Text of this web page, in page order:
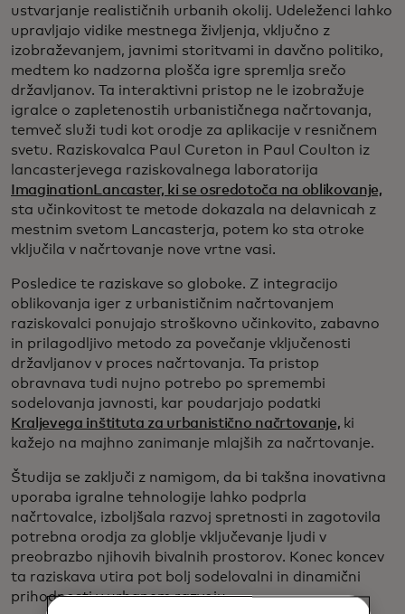
ustvarjanje realističnih urbanih okolij. Udeleženci lahko
upravljajo vidike mestnega življenja, vključno z
izobraževanjem, javnimi storitvami in davčno politiko,
medtem ko nadzorna plošča igre spremlja srečo
državljanov. Ta interaktivni pristop ne le izobražuje
igralce o zapletenostih urbanističnega načrtovanja,
temveč služi tudi kot orodje za aplikacije v resničnem
svetu. Raziskovalca Paul Cureton in Paul Coulton iz
lancasterjevega raziskovalnega laboratorija
ImaginationLancaster, ki se osredotoča na oblikovanje,
sta učinkovitost te metode dokazala na delavnicah z
mestnim svetom Lancasterja, potem ko sta otroke
vključila v načrtovanje nove vrtne vasi.
Posledice te raziskave so globoke. Z integracijo
oblikovanja iger z urbanističnim načrtovanjem
raziskovalci ponujajo stroškovno učinkovito, zabavno
in prilagodljivo metodo za povečanje vključenosti
državljanov v proces načrtovanja. Ta pristop
obravnava tudi nujno potrebo po spremembi
sodelovanja javnosti, kar poudarjajo podatki
Kraljevega inštituta za urbanistično načrtovanje, ki
kažejo na majhno zanimanje mlajših za načrtovanje.
Študija se zaključi z namigom, da bi takšna inovativna
uporaba igralne tehnologije lahko podprla
načrtovalce, izboljšala razvoj spretnosti in zagotovila
potrebna orodja za globlje vključevanje ljudi v
preobrazbo njihovih bivalnih prostorov. Konec koncev
ta raziskava utira pot bolj sodelovalni in dinamični
prihodnosti v urbanem razvoju.